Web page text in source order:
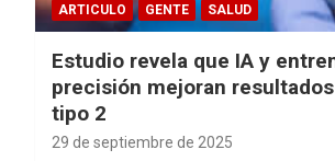
ARTICULO GENTE SALUD
Estudio revela que IA y
precisión mejoran
tipo 2
29 de septiembre de 2025